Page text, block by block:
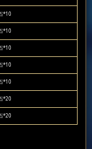
*10
*10
*10
*10
*10
*20
*20